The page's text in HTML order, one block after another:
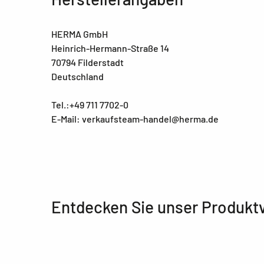
HERMA GmbH
Heinrich-Hermann-Straße 14
70794 Filderstadt
Deutschland
Tel.:+49 711 7702-0
E-Mail: verkaufsteam-handel@herma.de
Entdecken Sie unser